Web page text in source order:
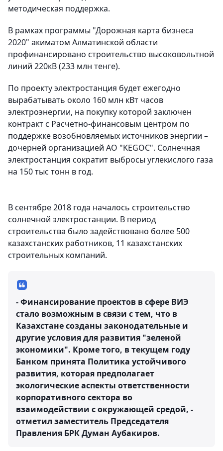
методическая поддержка.
В рамках программы "Дорожная карта бизнеса
2020" акиматом Алматинской области
профинансировано строительство высоковольтной
линий 220кВ (233 млн тенге).
По проекту электростанция будет ежегодно
вырабатывать около 160 млн кВт часов
электроэнергии, на покупку которой заключен
контракт с Расчетно-финансовым центром по
поддержке возобновляемых источников энергии –
дочерней организацией АО "KEGOC". Солнечная
электростанция сократит выбросы углекислого газа
на 150 тыс тонн в год.
В сентябре 2018 года началось строительство
солнечной электростанции. В период
строительства было задействовано более 500
казахстанских работников, 11 казахстанских
строительных компаний.
- Финансирование проектов в сфере ВИЭ
стало возможным в связи с тем, что в
Казахстане созданы законодательные и
другие условия для развития "зеленой
экономики". Кроме того, в текущем году
Банком принята Политика устойчивого
развития, которая предполагает
экологические аспекты ответственности
корпоративного сектора во
взаимодействии с окружающей средой, -
отметил заместитель Председателя
Правления БРК Думан Аубакиров.